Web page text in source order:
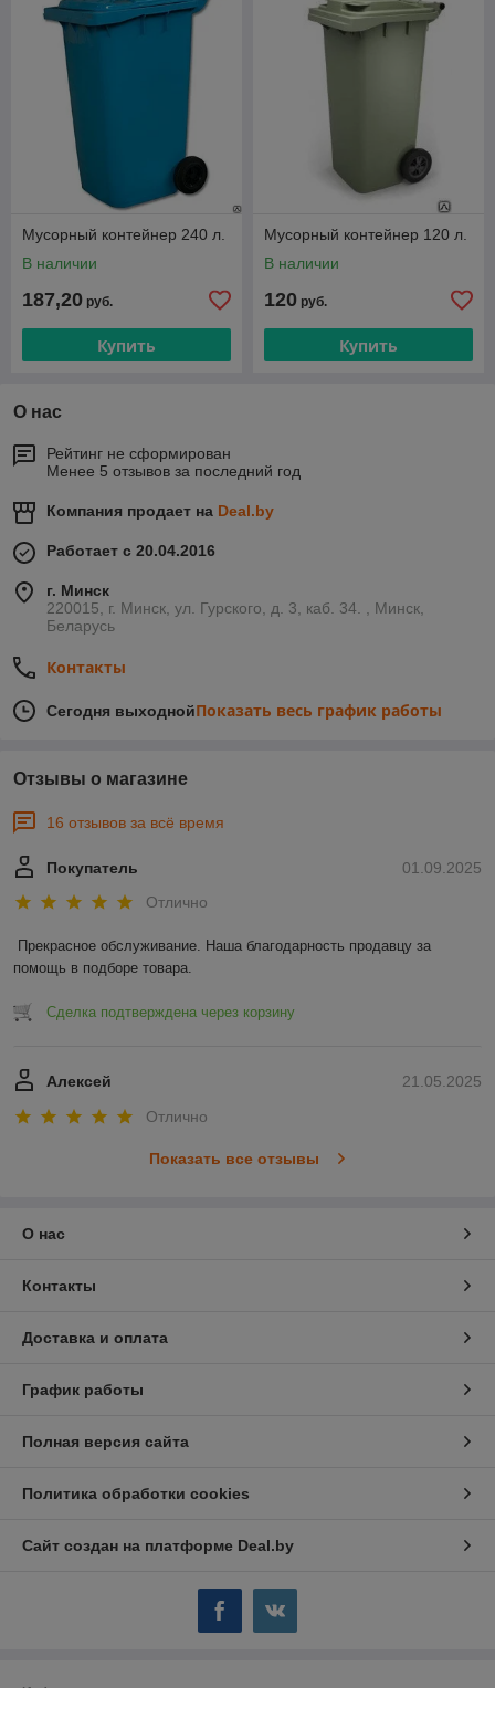
Мусорный контейнер 240 л.
В наличии
187,20 руб.
Купить
Мусорный контейнер 120 л.
В наличии
120 руб.
Купить
О нас
Рейтинг не сформирован
Менее 5 отзывов за последний год
Компания продает на Deal.by
Работает с 20.04.2016
г. Минск
220015, г. Минск, ул. Гурского, д. 3, каб. 34. , Минск,
Беларусь
Контакты
Сегодня выходнойПоказать весь график работы
Отзывы о магазине
16 отзывов за всё время
01.09.2025
Покупатель
Отлично
Прекрасное обслуживание. Наша благодарность продавцу за
помощь в подборе товара.
Сделка подтверждена через корзину
21.05.2025
Алексей
Отлично
Показать все отзывы
О нас
Контакты
Доставка и оплата
График работы
Полная версия сайта
Политика обработки cookies
Сайт создан на платформе Deal.by
Информация для покупателя